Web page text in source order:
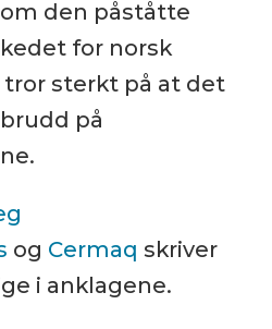
den påståtte
for norsk
sterkt på at det
på
og Cermaq skriver
i anklagene.